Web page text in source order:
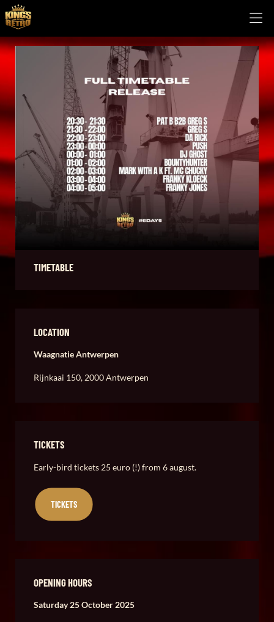
TIMETABLE
LOCATION
Waagnatie Antwerpen
Rijnkaai 150, 2000 Antwerpen
TICKETS
Early-bird tickets 25 euro (!) from 6 august.
TICKETS
OPENING HOURS
Saturday 25 October 2025